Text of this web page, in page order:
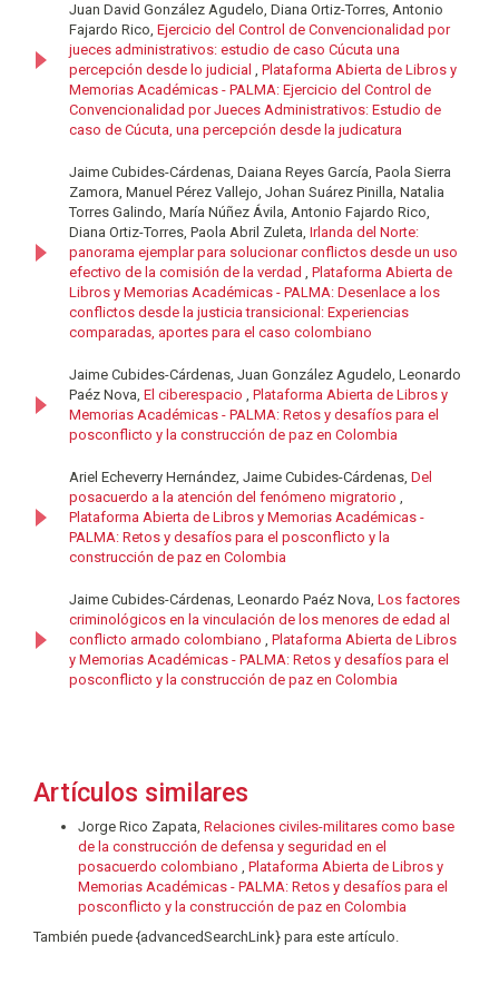
Juan David González Agudelo, Diana Ortiz-Torres, Antonio
Fajardo Rico, Ejercicio del Control de Convencionalidad por
jueces administrativos: estudio de caso Cúcuta una
percepción desde lo judicial , Plataforma Abierta de Libros y
Memorias Académicas - PALMA: Ejercicio del Control de
Convencionalidad por Jueces Administrativos: Estudio de
caso de Cúcuta, una percepción desde la judicatura
Jaime Cubides-Cárdenas, Daiana Reyes García, Paola Sierra
Zamora, Manuel Pérez Vallejo, Johan Suárez Pinilla, Natalia
Torres Galindo, María Núñez Ávila, Antonio Fajardo Rico,
Diana Ortiz-Torres, Paola Abril Zuleta, Irlanda del Norte:
panorama ejemplar para solucionar conflictos desde un uso
efectivo de la comisión de la verdad , Plataforma Abierta de
Libros y Memorias Académicas - PALMA: Desenlace a los
conflictos desde la justicia transicional: Experiencias
comparadas, aportes para el caso colombiano
Jaime Cubides-Cárdenas, Juan González Agudelo, Leonardo
Paéz Nova, El ciberespacio , Plataforma Abierta de Libros y
Memorias Académicas - PALMA: Retos y desafíos para el
posconflicto y la construcción de paz en Colombia
Ariel Echeverry Hernández, Jaime Cubides-Cárdenas, Del
posacuerdo a la atención del fenómeno migratorio ,
Plataforma Abierta de Libros y Memorias Académicas -
PALMA: Retos y desafíos para el posconflicto y la
construcción de paz en Colombia
Jaime Cubides-Cárdenas, Leonardo Paéz Nova, Los factores
criminológicos en la vinculación de los menores de edad al
conflicto armado colombiano , Plataforma Abierta de Libros
y Memorias Académicas - PALMA: Retos y desafíos para el
posconflicto y la construcción de paz en Colombia
Artículos similares
Jorge Rico Zapata, Relaciones civiles-militares como base
de la construcción de defensa y seguridad en el
posacuerdo colombiano , Plataforma Abierta de Libros y
Memorias Académicas - PALMA: Retos y desafíos para el
posconflicto y la construcción de paz en Colombia
También puede {advancedSearchLink} para este artículo.